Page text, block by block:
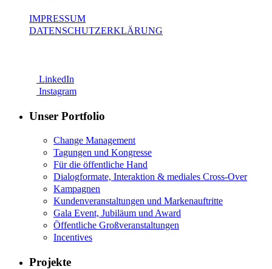
IMPRESSUM
DATENSCHUTZERKLÄRUNG
LinkedIn
Instagram
Unser Portfolio
Change Management
Tagungen und Kongresse
Für die öffentliche Hand
Dialogformate, Interaktion & mediales Cross-Over
Kampagnen
Kundenveranstaltungen und Markenauftritte
Gala Event, Jubiläum und Award
Öffentliche Großveranstaltungen
Incentives
Projekte